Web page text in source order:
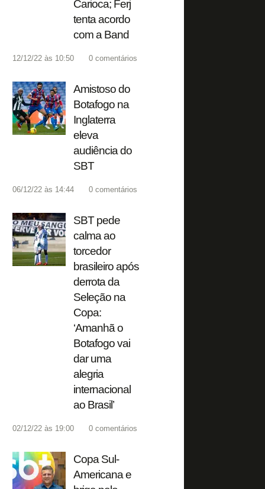
Carioca; Ferj
tenta acordo
com a Band
12/12/22 às 10:50 0 comentários
Amistoso do
Botafogo na
Inglaterra
eleva
audiência do
SBT
06/12/22 às 14:44 0 comentários
SBT pede
calma ao
torcedor
brasileiro após
derrota da
Seleção na
Copa:
‘Amanhã o
Botafogo vai
dar uma
alegria
internacional
ao Brasil’
02/12/22 às 19:00 0 comentários
Copa Sul-
Americana e